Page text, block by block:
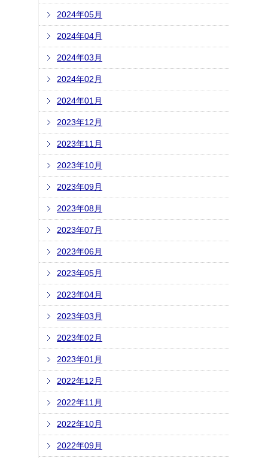
2024年05月
2024年04月
2024年03月
2024年02月
2024年01月
2023年12月
2023年11月
2023年10月
2023年09月
2023年08月
2023年07月
2023年06月
2023年05月
2023年04月
2023年03月
2023年02月
2023年01月
2022年12月
2022年11月
2022年10月
2022年09月